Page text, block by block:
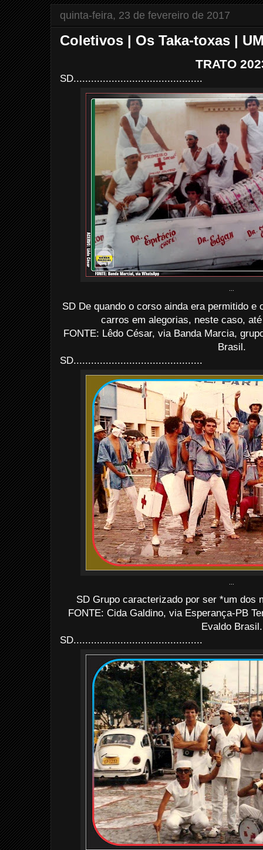
quinta-feira, 23 de fevereiro de 2017
Coletivos | Os Taka-toxas |
TRATO
SD............................................
SD De quando o corso ainda era permitido
carros em alegorias, neste caso,
FONTE: Lêdo César, via Banda Marcia,
Brasil.
SD............................................
SD Grupo caracterizado por ser *um
FONTE: Cida Galdino, via Esperança-PB
Evaldo Brasil.
SD............................................